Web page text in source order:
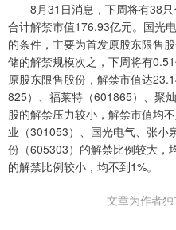
8月31日消息，下周将有38只
合计解禁市值176.93亿元。国光
的条件，主要为首发原股东限售
储的解禁规模次之，下周将有
原股东限售股份，解禁市值达
825）、福莱特（601865）、聚
股的解禁压力较小，解禁市值均
业（301053）、国光电气、张小
份（605303）的解禁比例较大，
的解禁比例较小，均不到1%。
文章为作者